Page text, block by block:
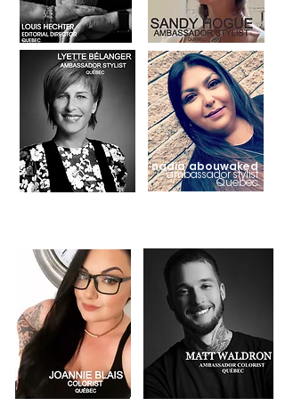
nadia abouwaked
ambassador stylist
Quebec